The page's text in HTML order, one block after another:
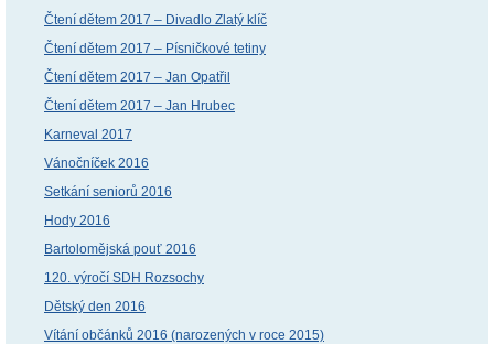
Čtení dětem 2017 – Divadlo Zlatý klíč
Čtení dětem 2017 – Písničkové tetiny
Čtení dětem 2017 – Jan Opatřil
Čtení dětem 2017 – Jan Hrubec
Karneval 2017
Vánočníček 2016
Setkání seniorů 2016
Hody 2016
Bartolomějská pouť 2016
120. výročí SDH Rozsochy
Dětský den 2016
Vítání občánků 2016 (narozených v roce 2015)